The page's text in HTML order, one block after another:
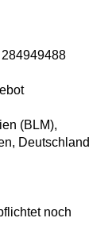
(BLM),
Deutschland
noch